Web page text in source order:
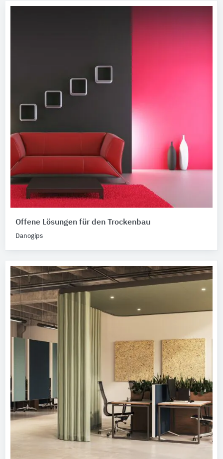
Offene Lösungen für den Trockenbau
Danogips